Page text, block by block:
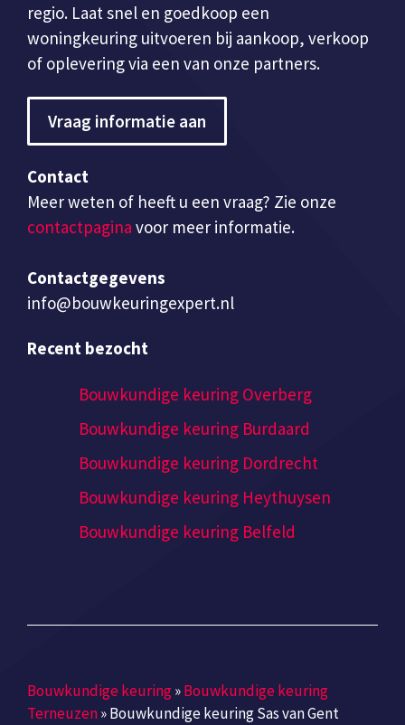
regio. Laat snel en goedkoop een
woningkeuring uitvoeren bij aankoop, verkoop
of oplevering via een van onze partners.
Vraag informatie aan
Contact
Meer weten of heeft u een vraag? Zie onze
contactpagina voor meer informatie.
Contactgegevens
info@bouwkeuringexpert.nl
Recent bezocht
Bouwkundige keuring Overberg
Bouwkundige keuring Burdaard
Bouwkundige keuring Dordrecht
Bouwkundige keuring Heythuysen
Bouwkundige keuring Belfeld
Bouwkundige keuring»Bouwkundige keuring
Terneuzen»Bouwkundige keuring Sas van Gent